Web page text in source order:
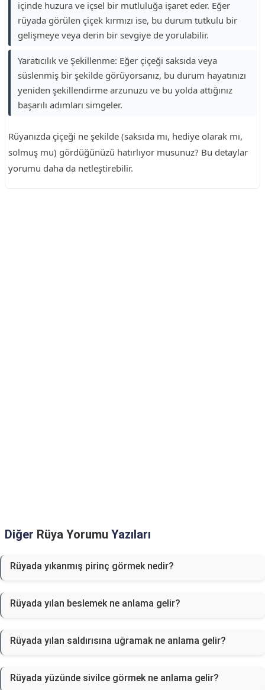
içinde huzura ve içsel bir mutluluğa işaret eder. Eğer
rüyada görülen çiçek kırmızı ise, bu durum tutkulu bir
gelişmeye veya derin bir sevgiye de yorulabilir.
Yaratıcılık ve Şekillenme: Eğer çiçeği saksıda veya
süslenmiş bir şekilde görüyorsanız, bu durum hayatınızı
yeniden şekillendirme arzunuzu ve bu yolda attığınız
başarılı adımları simgeler.
Rüyanızda çiçeği ne şekilde (saksıda mı, hediye olarak mı,
solmuş mu) gördüğünüzü hatırlıyor musunuz? Bu detaylar
yorumu daha da netleştirebilir.
Diğer Rüya Yorumu Yazıları
Rüyada yıkanmış pirinç görmek nedir?
Rüyada yılan beslemek ne anlama gelir?
Rüyada yılan saldırısına uğramak ne anlama gelir?
Rüyada yüzünde sivilce görmek ne anlama gelir?